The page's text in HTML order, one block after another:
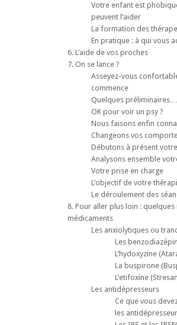
Votre enfant est
peuvent l’aider
La formation des
En pratique : à qui vous
6. L’aide de vos proches
7. On se lance ?
Asseyez-vous
commence
Quelques préliminaires…
OK pour voir un psy ?
Nous faisons enfin
Changeons vos
Débutons à présent
Analysons ensemble
Votre prise en charge
L’objectif de votre
Le déroulement des
8. Pour aller plus loin :
médicaments
Les anxiolytiques ou
Les
L’hydoxyzine
La buspirone
L’etifoxine
Les antidépresseurs
Ce que vous
les